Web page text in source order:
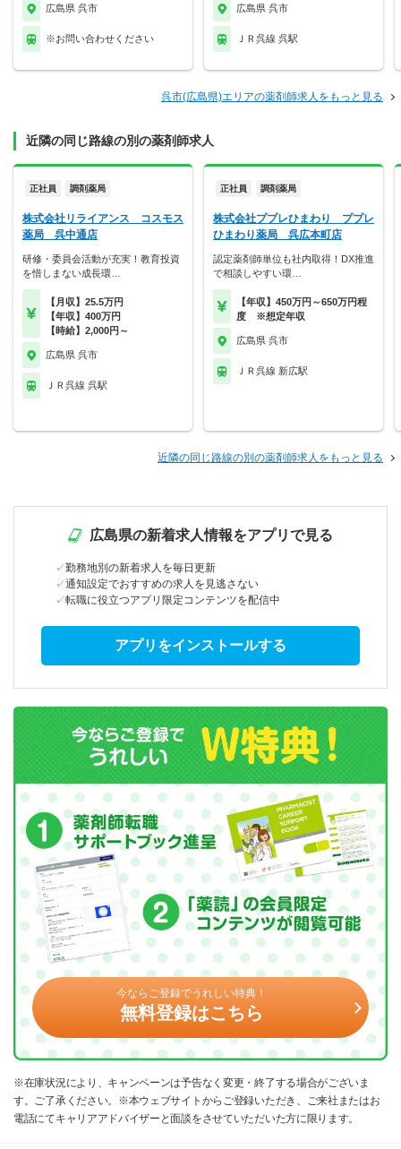
広島県 呉市
※お問い合わせください
広島県 呉市
ＪＲ呉線 呉駅
呉市(広島県)エリアの薬剤師求人をもっと見る
近隣の同じ路線の別の薬剤師求人
正社員 調剤薬局
株式会社リライアンス コスモス
薬局 呉中通店
研修・委員会活動が充実！教育投資
を惜しまない成長環…
【月収】25.5万円
【年収】400万円
【時給】2,000円～
広島県 呉市
ＪＲ呉線 呉駅
正社員 調剤薬局
株式会社ププレひまわり ププレ
ひまわり薬局 呉広本町店
認定薬剤師単位も社内取得！DX推進
で相談しやすい環…
【年収】450万円～650万円程
度 ※想定年収
広島県 呉市
ＪＲ呉線 新広駅
近隣の同じ路線の別の薬剤師求人をもっと見る
広島県の新着求人情報をアプリで見る
勤務地別の新着求人を毎日更新
通知設定でおすすめの求人を見逃さない
転職に役立つアプリ限定コンテンツを配信中
アプリをインストールする
今ならご登録でうれしい特典！
無料登録はこちら
※在庫状況により、キャンペーンは予告なく変更・終了する場合がございま
す。ご了承ください。※本ウェブサイトからご登録いただき、ご来社またはお
電話にてキャリアアドバイザーと面談をさせていただいた方に限ります。